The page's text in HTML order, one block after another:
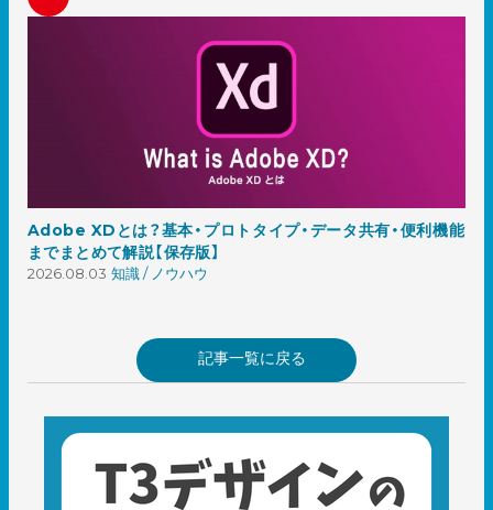
Adobe XDとは？基本・プロトタイプ・データ共有・便利機能
までまとめて解説【保存版】
2026.08.03 知識 / ノウハウ
記事一覧に戻る